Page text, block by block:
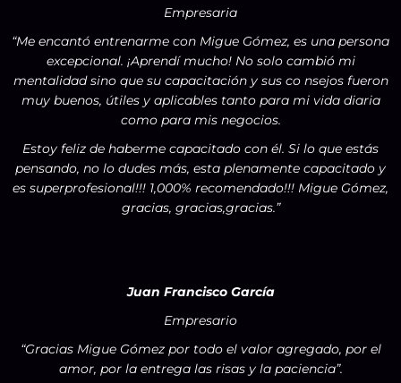
Empresaria
“Me encantó entrenarme con Migue Gómez, es una persona
excepcional. ¡Aprendí mucho! No solo cambió mi
mentalidad sino que su capacitación y sus co nsejos fueron
muy buenos, útiles y aplicables tanto para mi vida diaria
como para mis negocios.
Estoy feliz de haberme capacitado con él. Si lo que estás
pensando, no lo dudes más, esta plenamente capacitado y
es superprofesional!!! 1,000% recomendado!!! Migue Gómez,
gracias, gracias,gracias.”
Juan Francisco García
Empresario
“Gracias Migue Gómez por todo el valor agregado, por el
amor, por la entrega las risas y la paciencia”.